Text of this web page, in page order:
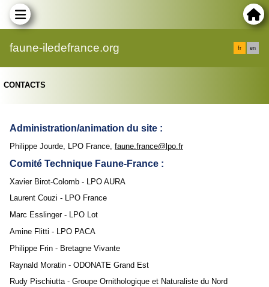
faune-iledefrance.org fr en
CONTACTS
Administration/animation du site :
Philippe Jourde, LPO France, faune.france@lpo.fr
Comité Technique Faune-France :
Xavier Birot-Colomb - LPO AURA
Laurent Couzi - LPO France
Marc Esslinger - LPO Lot
Amine Flitti - LPO PACA
Philippe Frin - Bretagne Vivante
Raynald Moratin - ODONATE Grand Est
Rudy Pischiutta - Groupe Ornithologique et Naturaliste du Nord